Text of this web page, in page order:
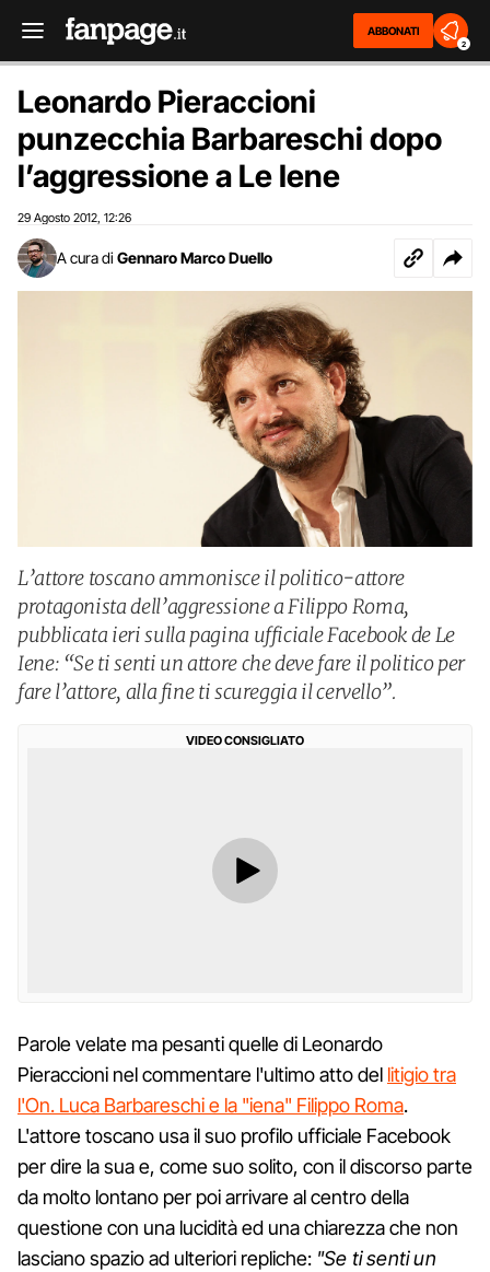
ABBONATI
2
Leonardo Pieraccioni
punzecchia Barbareschi dopo
l’aggressione a Le Iene
29 Agosto 2012 12:26
A cura di Gennaro Marco Duello
L’attore toscano ammonisce il politico-attore
protagonista dell’aggressione a Filippo Roma,
pubblicata ieri sulla pagina ufficiale Facebook de Le
Iene: “Se ti senti un attore che deve fare il politico per
fare l’attore, alla fine ti scureggia il cervello”.
VIDEO CONSIGLIATO
Parole velate ma pesanti quelle di Leonardo
Pieraccioni nel commentare l'ultimo atto del litigio tra
l'On. Luca Barbareschi e la "iena" Filippo Roma.
L'attore toscano usa il suo profilo ufficiale Facebook
per dire la sua e, come suo solito, con il discorso parte
da molto lontano per poi arrivare al centro della
questione con una lucidità ed una chiarezza che non
lasciano spazio ad ulteriori repliche: "Se ti senti un